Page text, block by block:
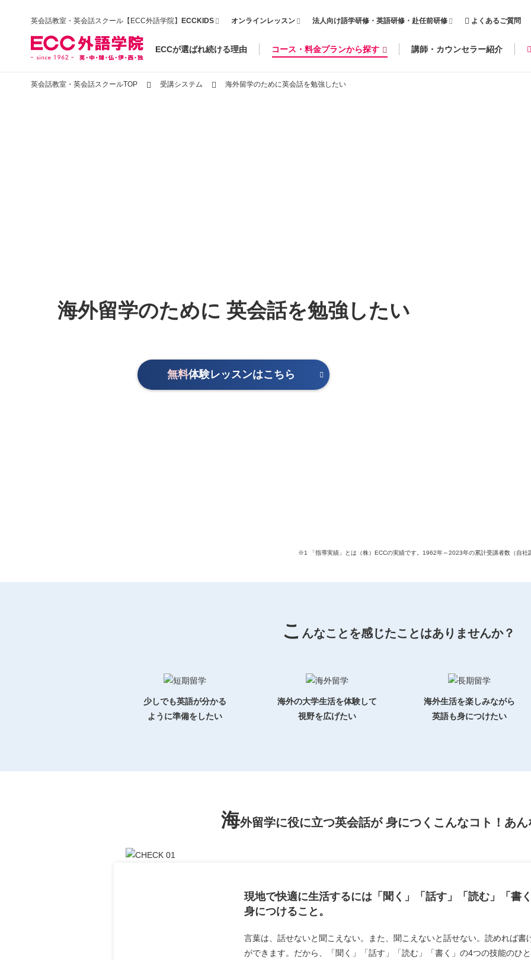
英会話教室・英会話スクール【ECC外語学院】 ECCKIDS オンラインレッスン 法人向け語学研修・英語研修・赴任前研修 よくあるご質問
ECCが選ばれ続ける理由 コース・料金プランから探す 講師・カウンセラー紹介
英会話教室・英会話スクールTOP 受講システム 海外留学のために英会話を勉強したい
海外留学のために 英会話を勉強したい
無料体験レッスンはこちら
※1 「指導実績」とは（株）ECCの実績です。1962年～2023年の累計受講者数（
こ んなことを感じたことはありませんか？
少しでも英語が分かる
ように準備をしたい
海外の大学生活を体験して
視野を広げたい
海外生活を楽しみながら
英語も身につけたい
海外留学に役に立つ英会話が身につくこんなコト！あん
現地で快適に生活するには「聞く」「話す」「読む」「書
身につけること。
言葉は、話せないと聞こえない。また、聞こえないと話せない。読めれば書
ができます。だから、「聞く」「話す」「読む」「書く」の4つの技能のひ